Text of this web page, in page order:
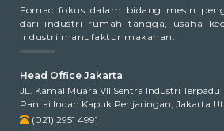
Fomac fokus dalam bidang mesin
dari industri rumah tangga, usaha
industri manufaktur makanan.
Head Office Jakarta
JL. Kamal Muara VII Sentra Industri Terpadu
Pantai Indah Kapuk Penjaringan, Jakarta
(021) 2951 4991